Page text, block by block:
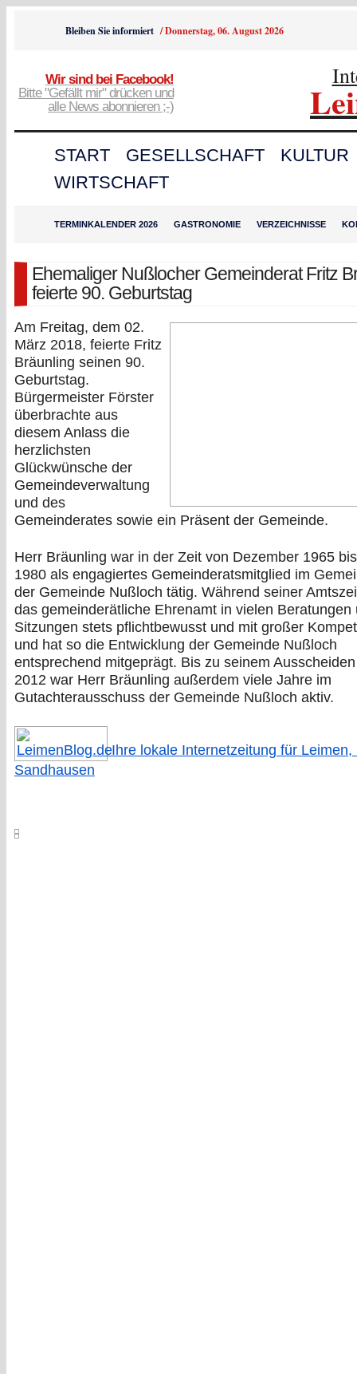
Bleiben Sie informiert /Donnerstag, 06. August 2026
Wir sind bei Facebook!
Bitte "Gefällt mir" drücken und
alle News abonnieren ;-)
START GESELLSCHAFT
KULTUR
WIRTSCHAFT
TERMINKALENDER 2026 GASTRONOMIE VERZEICHNISSE
Ehemaliger Nußlocher Gemeinderat Fritz
feierte 90. Geburtstag
Am Freitag, dem 02.
März 2018, feierte Fritz
Bräunling seinen 90.
Geburtstag.
Bürgermeister Förster
überbrachte aus
diesem Anlass die
herzlichsten
Glückwünsche der
Gemeindeverwaltung
und des
Gemeinderates sowie ein Präsent der Gemeinde.
Herr Bräunling war in der Zeit von Dezember 1965
1980 als engagiertes Gemeinderatsmitglied im
der Gemeinde Nußloch tätig. Während seiner
das gemeinderätliche Ehrenamt in vielen Beratungen
Sitzungen stets pflichtbewusst und mit großer
und hat so die Entwicklung der Gemeinde Nußloch
entsprechend mitgeprägt. Bis zu seinem
2012 war Herr Bräunling außerdem viele Jahre im
Gutachterausschuss der Gemeinde Nußloch aktiv.
Ihre lokale Internetzeitung für Leimen,
Sandhausen